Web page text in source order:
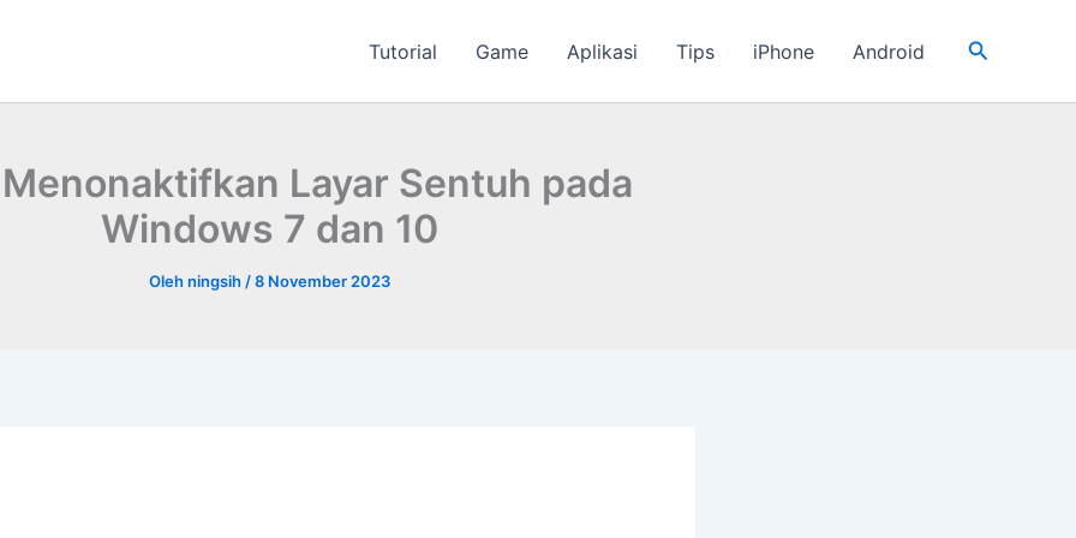
Tutorial Game Aplikasi Tips iPhone Android Cari
Layar Sentuh pada
Windows 7 dan 10
Olehningsih /8 November 2023